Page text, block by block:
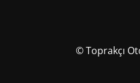
© Toprakçı